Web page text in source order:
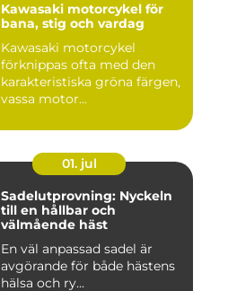
Kawasaki motorcykel för
bana, stig och vardag
Kawasaki motorcykel
förknippas ofta med den
karakteristiska gröna färgen,
vassa motor...
01. jul
Sadelutprovning: Nyckeln
till en hållbar och
välmående häst
En väl anpassad sadel är
avgörande för både hästens
hälsa och ry...